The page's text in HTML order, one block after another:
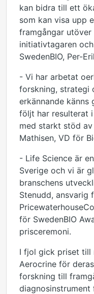
kan bidra till ett
som kan visa upp
framgångar
initiativtagaren
SwedenBIO, Per-
- Vi har arbetat
forskning, strategi
erkännande känns
följt har resulterat
med starkt stöd
Mathisen, VD för
- Life Science är
Sverige och vi är
branschens
Stenudd, ansvarig
för SwedenBIO
prisceremoni.
I fjol gick priset till
Aerocrine för
forskning till